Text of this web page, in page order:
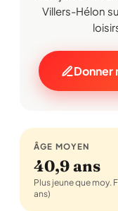
Villers-Hélon
Donner
ÂGE MOYEN
40,9 ans
Plus jeune que moy.
ans)